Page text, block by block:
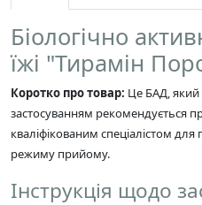
Біологічно
їжі "Тирамін
Коротко про товар: Це БАД, який
застосуванням рекомендується
кваліфікованим спеціалістом
режиму прийому.
Інструкція щодо